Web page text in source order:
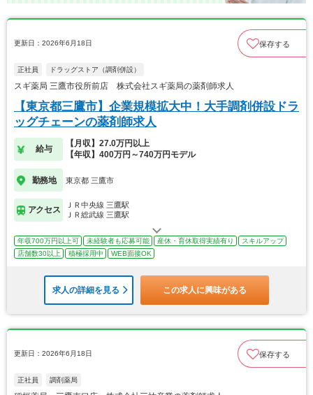
更新日：2026年6月18日 保存する
正社員 ドラッグストア（調剤併設）
スギ薬局 三鷹市役所前店 株式会社スギ薬局の薬剤師求人
【東京都三鷹市】企業規模拡大中！大手調剤併設ドラ
ッグチェーンの薬剤師求人
給与
【月収】27.0万円以上
【年収】400万円～740万円モデル
勤務地 東京都 三鷹市
アクセス
ＪＲ中央線 三鷹駅
ＪＲ総武線 三鷹駅
年収700万円以上可 未経験者も応募可能 産休・育休取得実績有り
スキルアップ
店舗数30以上
積極採用中 WEB面接OK
求人の詳細を見る この求人に興味がある
更新日：2026年6月18日 保存する
正社員 調剤薬局